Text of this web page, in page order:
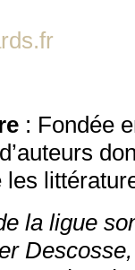
: Fondée
la ligue